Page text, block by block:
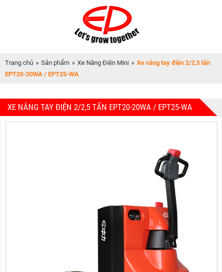
Trang chủ » Sản phẩm » Xe Nâng Điện Mini » Xe nâng tay điện 2/2,5 tấn
EPT20-20WA / EPT25-WA
XE NÂNG TAY ĐIỆN 2/2,5 TẤN EPT20-20WA / EPT25-WA